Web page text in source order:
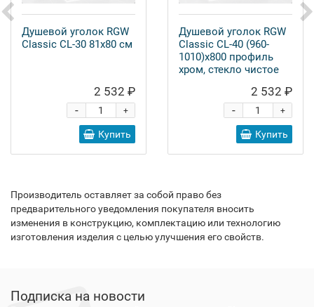
Душевой уголок RGW
Classic CL-30 81х80 см
2 532 ₽
+
-
Купить
Душевой уголок RGW
Classic CL-40 (960-
1010)х800 профиль
хром, стекло чистое
2 532 ₽
+
-
Купить
Производитель оставляет за собой право без
предварительного уведомления покупателя вносить
изменения в конструкцию, комплектацию или технологию
изготовления изделия с целью улучшения его свойств.
Подписка на новости